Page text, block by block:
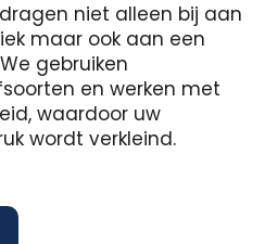
niet alleen bij aan
maar ook aan een
gebruiken
en werken met
waardoor uw
wordt verkleind.